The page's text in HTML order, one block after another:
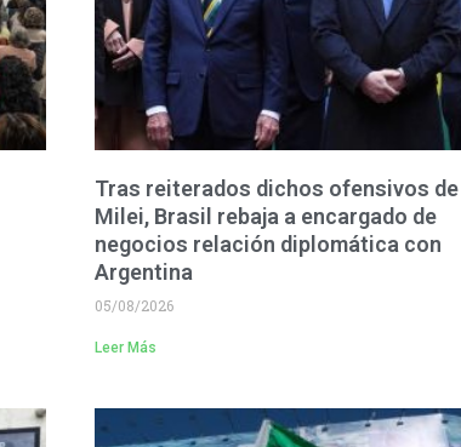
Tras reiterados dichos ofensivos de
Milei, Brasil rebaja a encargado de
negocios relación diplomática con
Argentina
05/08/2026
Leer Más